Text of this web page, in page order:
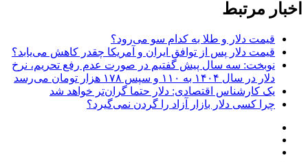
اخبار مرتبط
قیمت دلار و طلا به کدام سو می‌رود؟
قیمت دلار پس از توافق ایران و آمریکا چقدر کاهش می‌یابد؟
نوبخت: سه سال پیش گفتیم در صورت عدم رفع تحریم، نرخ
دلار در سال ۱۴۰۴ به ۱۱۰ و سپس ۱۷۸ هزار تومان می‌رسد
یک کارشناس اقتصادی: دلار حتما گران‌تر خواهد شد
چرا کسی دلار بازار آزاد را گردن نمی‌گیرد؟